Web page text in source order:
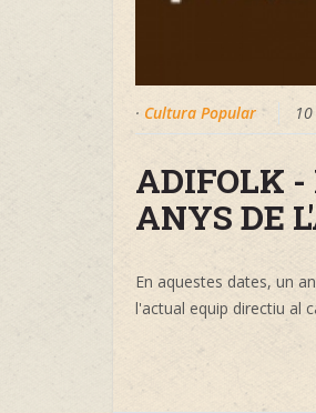
· Cultura Popular
ADIFOLK -
ANYS DE
En aquestes dates, un
l'actual equip directiu al